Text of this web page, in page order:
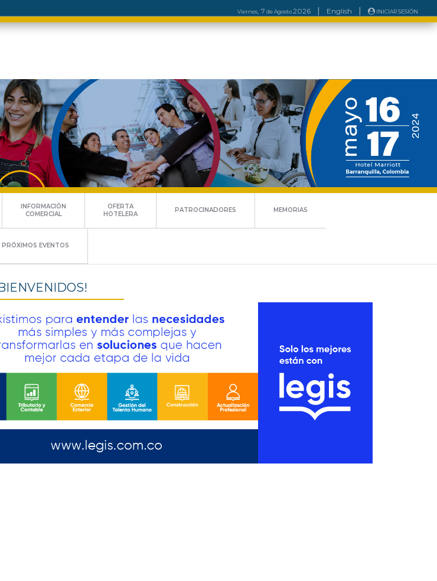
Viernes, 7 deAgosto2026 | English | INICIAR SESIÓN
INFORMACIÓN
COMERCIAL
OFERTA
HOTELERA
PATROCINADORES MEMORIAS
PRÓXIMOS EVENTOS